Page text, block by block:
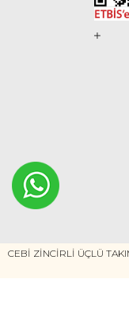
CEBİ ZİNCİRLİ ÜÇLÜ